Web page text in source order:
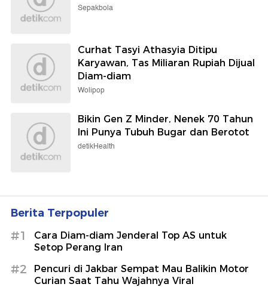
Sepakbola
Curhat Tasyi Athasyia Ditipu
Karyawan, Tas Miliaran Rupiah Dijual
Diam-diam
Wolipop
Bikin Gen Z Minder, Nenek 70 Tahun
Ini Punya Tubuh Bugar dan Berotot
detikHealth
Berita Terpopuler
#1
Cara Diam-diam Jenderal Top AS untuk
Setop Perang Iran
#2
Pencuri di Jakbar Sempat Mau Balikin Motor
Curian Saat Tahu Wajahnya Viral